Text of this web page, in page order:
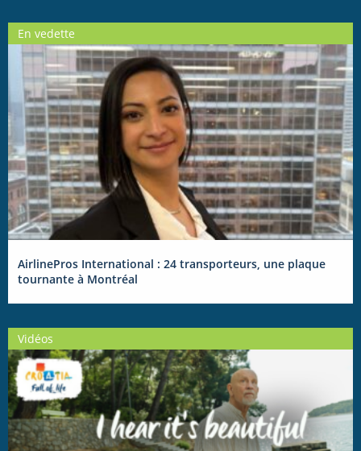
En vedette
AirlinePros International : 24 transporteurs, une plaque
tournante à Montréal
Vidéos